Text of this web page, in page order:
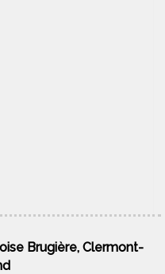
Brugière, Clermont-